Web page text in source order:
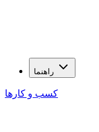
راهنما
کسب و کارها